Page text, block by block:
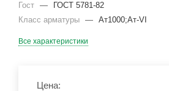
Гост —
ГОСТ 5781-82
Класс арматуры — Ат1000;Ат-VI
Все характеристики
Цена: